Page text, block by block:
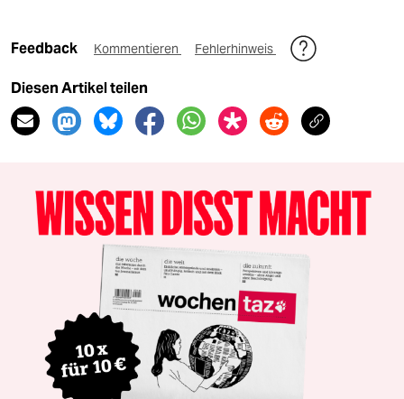
Feedback Kommentieren Fehlerhinweis
Diesen Artikel teilen